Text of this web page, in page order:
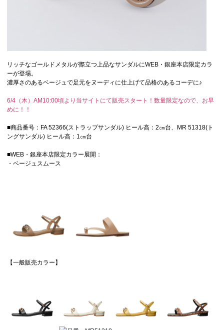
リッチなゴールドメタルが際立つ上品なサンダルにWEB・銀座本店限定カラ
ーが登場。
濃厚さのあるベージュで足元をヌーディに仕上げて品格のあるコーデに♪
6/4（木）AM10:00頃より当サイトにて販売スタート！数量限定なので、お早
めに！！
■商品番号：FA 52366(ストラップサンダル) ヒール高：2㎝台、MR 51318(ト
ングサンダル) ヒール高：1㎝台
■WEB・銀座本店限定カラー展開：
・ベージュスムース
【一般販売カラー】